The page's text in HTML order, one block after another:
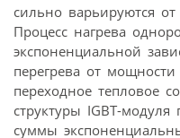
сильно варьируются
Процесс нагрева
экспоненциальной
перегрева от
переходное тепловое
структуры IGBT-
суммы